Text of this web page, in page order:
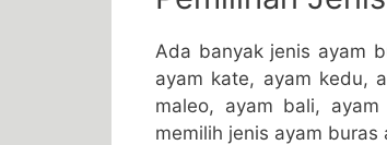
Ada banyak jenis ayam
ayam kate, ayam kedu,
maleo, ayam bali,
memilih jenis ayam